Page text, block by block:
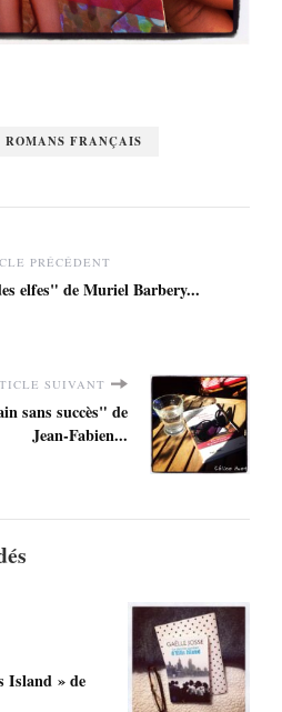
ROMANS FRANÇAIS
PRÉCÉDENT
elfes" de Muriel Barbery...
SUIVANT
sans succès" de
Jean-Fabien...
Island » de